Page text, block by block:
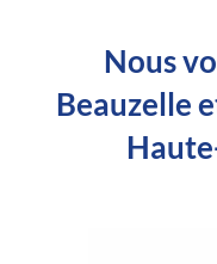
Nous
Beauzelle